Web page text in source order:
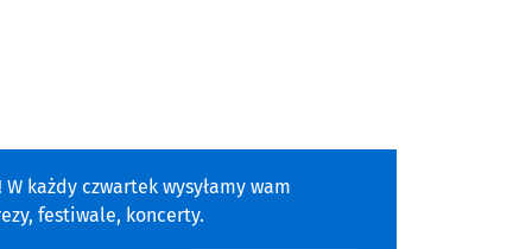
każdy czwartek wysyłamy wam
festiwale, koncerty.